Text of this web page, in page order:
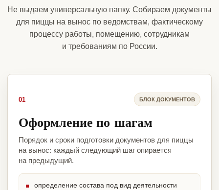
Не выдаем универсальную папку. Собираем документы
для пиццы на вынос по ведомствам, фактическому
процессу работы, помещению, сотрудникам
и требованиям по России.
01 БЛОК ДОКУМЕНТОВ
Оформление по шагам
Порядок и сроки подготовки документов для пиццы
на вынос: каждый следующий шаг опирается
на предыдущий.
определение состава под вид деятельности